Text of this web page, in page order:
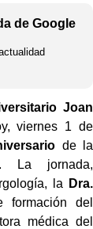
de Google
Joan
viernes 1 de
de la
La jornada,
la
Dra.
del
médica del